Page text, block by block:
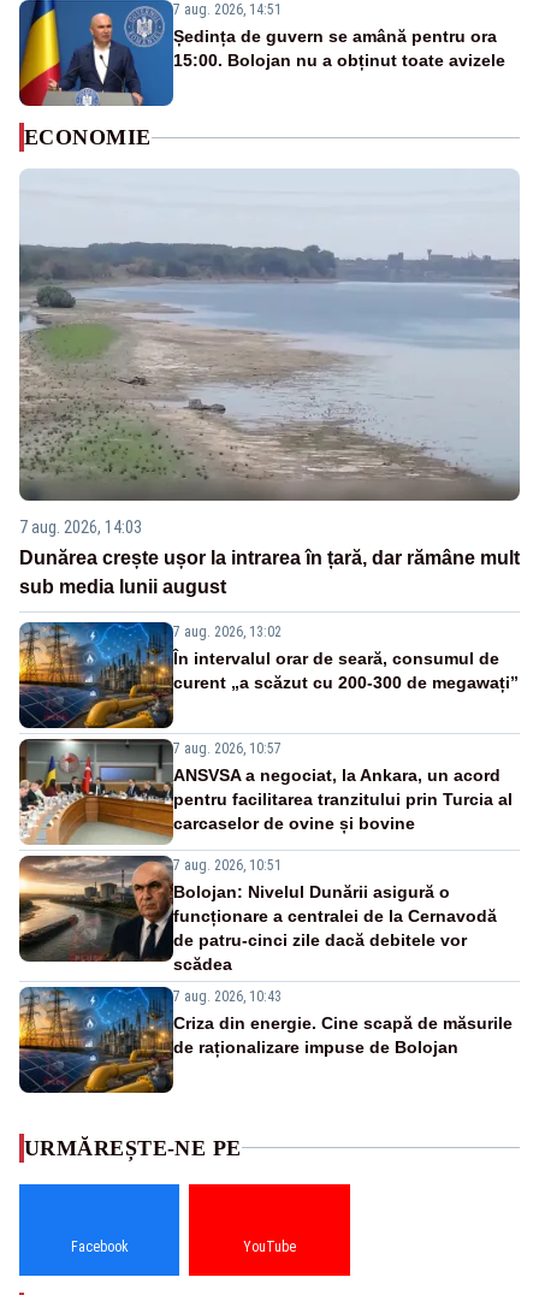
7 aug. 2026, 14:51
Ședința de guvern se amână pentru ora
15:00. Bolojan nu a obținut toate avizele
ECONOMIE
7 aug. 2026, 14:03
Dunărea crește ușor la intrarea în țară, dar rămâne mult
sub media lunii august
7 aug. 2026, 13:02
În intervalul orar de seară, consumul de
curent „a scăzut cu 200-300 de megawați”
7 aug. 2026, 10:57
ANSVSA a negociat, la Ankara, un acord
pentru facilitarea tranzitului prin Turcia al
carcaselor de ovine și bovine
7 aug. 2026, 10:51
Bolojan: Nivelul Dunării asigură o
funcționare a centralei de la Cernavodă
de patru-cinci zile dacă debitele vor
scădea
7 aug. 2026, 10:43
Criza din energie. Cine scapă de măsurile
de raționalizare impuse de Bolojan
URMĂREȘTE-NE PE
Facebook YouTube